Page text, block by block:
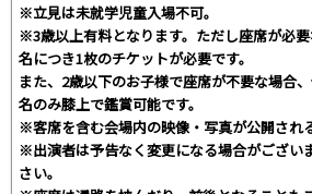
※立見は未就学児童入場不可。
※3歳以上有料となります。ただし座席が必
名につき1枚のチケットが必要です。
また、2歳以下のお子様で座席が不要な場合
名のみ膝上で鑑賞可能です。
※客席を含む会場内の映像・写真が公開され
※出演者は予告なく変更になる場合がござい
さい。